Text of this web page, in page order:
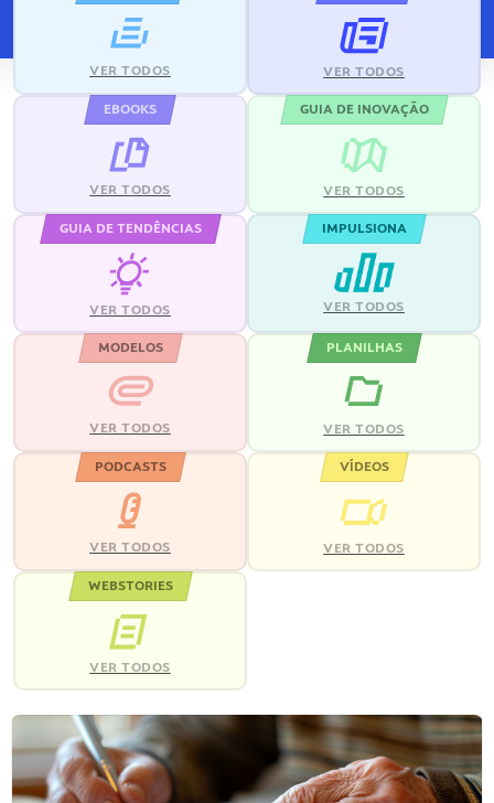
VER TODOS VER TODOS
EBOOKS
VER TODOS
GUIA DE INOVAÇÃO
VER TODOS
GUIA DE TENDÊNCIAS
VER TODOS
IMPULSIONA
VER TODOS
MODELOS
VER TODOS
PLANILHAS
VER TODOS
PODCASTS
VER TODOS
VÍDEOS
VER TODOS
WEBSTORIES
VER TODOS